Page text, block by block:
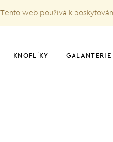
Tento web používá k
KNOFLÍKY GALANTERIE